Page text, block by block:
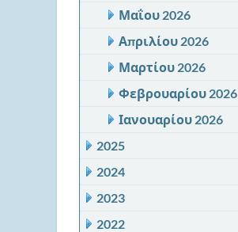
Μαΐου 2026
Απριλίου 2026
Μαρτίου 2026
Φεβρουαρίου 2026
Ιανουαρίου 2026
2025
2024
2023
2022